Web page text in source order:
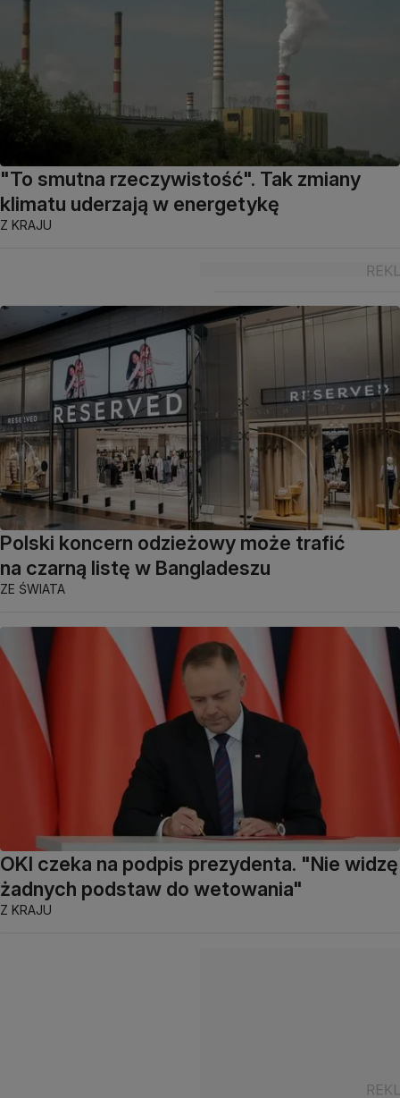
"To smutna rzeczywistość". Tak zmiany
klimatu uderzają w energetykę
Z KRAJU
Polski koncern odzieżowy może trafić
na czarną listę w Bangladeszu
ZE ŚWIATA
OKI czeka na podpis prezydenta. "Nie widzę
żadnych podstaw do wetowania"
Z KRAJU